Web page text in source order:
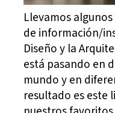
Llevamos
de información/
Diseño y la
está pasando en
mundo y en
resultado es este